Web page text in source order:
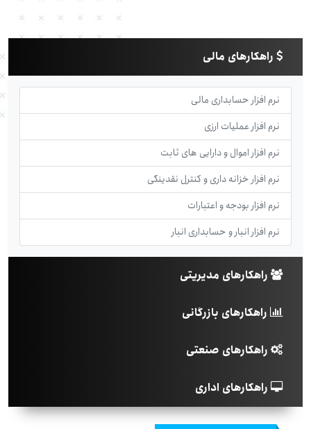
راهکارهای مالی
نرم افزار حسابداری مالی
نرم افزار عملیات ارزی
نرم افزار اموال و دارایی های ثابت
نرم افزار خزانه داری و کنترل نقدینگی
نرم افزار بودجه و اعتبارات
نرم افزار انبار و حسابداری انبار
راهکارهای مدیریتی
راهکارهای بازرگانی
راهکارهای صنعتی
راهکارهای اداری